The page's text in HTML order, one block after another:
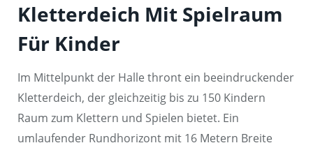
Kletterdeich Mit Spielraum
Für Kinder
Im Mittelpunkt der Halle thront ein beeindruckender
Kletterdeich, der gleichzeitig bis zu 150 Kindern
Raum zum Klettern und Spielen bietet. Ein
umlaufender Rundhorizont mit 16 Metern Breite